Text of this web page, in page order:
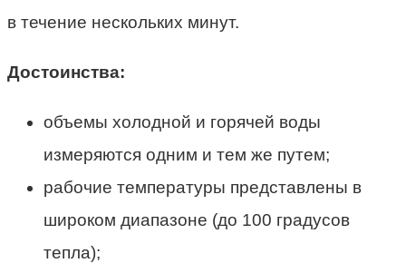
в течение нескольких минут.
Достоинства:
объемы холодной и горячей воды
измеряются одним и тем же путем;
рабочие температуры представлены в
широком диапазоне (до 100 градусов
тепла);